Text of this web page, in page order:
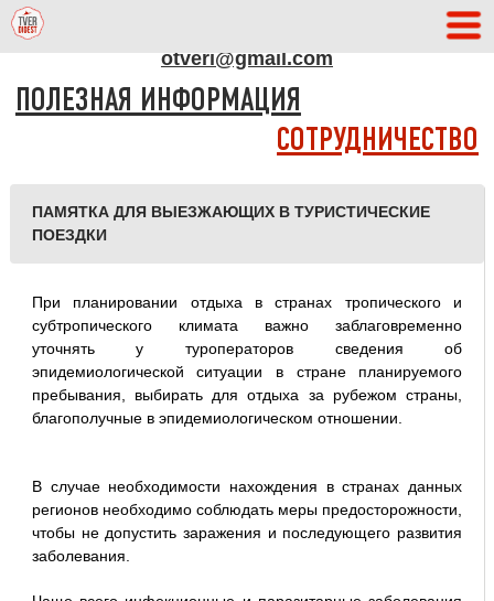
otveri@gmail.com
ПОЛЕЗНАЯ ИНФОРМАЦИЯ
СОТРУДНИЧЕСТВО
ПАМЯТКА ДЛЯ ВЫЕЗЖАЮЩИХ В ТУРИСТИЧЕСКИЕ
ПОЕЗДКИ
При планировании отдыха в странах тропического и
субтропического климата важно заблаговременно
уточнять у туроператоров сведения об
эпидемиологической ситуации в стране планируемого
пребывания, выбирать для отдыха за рубежом страны,
благополучные в эпидемиологическом отношении.
В случае необходимости нахождения в странах данных
регионов необходимо соблюдать меры предосторожности,
чтобы не допустить заражения и последующего развития
заболевания.